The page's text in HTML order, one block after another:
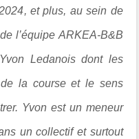
et plus, au sein de
l’équipe ARKEA-B&B
Ledanois dont les
la course et le sens
Yvon est un meneur
un collectif et surtout